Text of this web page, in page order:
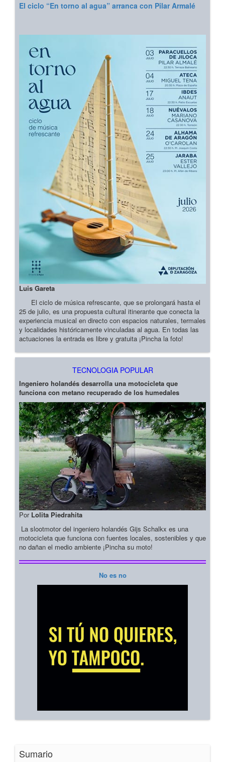
El ciclo “En torno al agua” arranca con Pilar Armalé
Luis Gareta
El ciclo de música refrescante, que se prolongará hasta el
25 de julio, es una propuesta cultural itinerante que conecta la
experiencia musical en directo con espacios naturales, termales
y localidades históricamente vinculadas al agua. En todas las
actuaciones la entrada es libre y gratuita ¡Pincha la foto!
TECNOLOGIA POPULAR
Ingeniero holandés desarrolla una motocicleta que
funciona con metano recuperado de los humedales
Por Lolita Piedrahita
La slootmotor del ingeniero holandés Gijs Schalkx es una
motocicleta que funciona con fuentes locales, sostenibles y que
no dañan el medio ambiente ¡Pincha su moto!
No es no
Sumario